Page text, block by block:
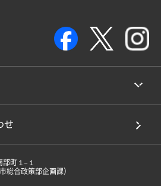
せ
総合政策部企画課）